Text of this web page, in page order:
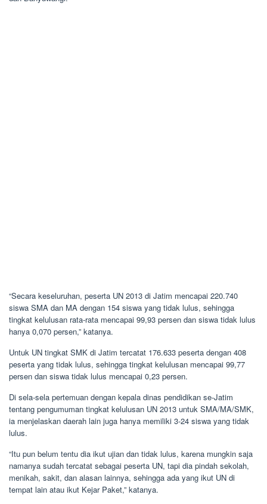
“Secara keseluruhan, peserta UN 2013 di Jatim mencapai 220.740
siswa SMA dan MA dengan 154 siswa yang tidak lulus, sehingga
tingkat kelulusan rata-rata mencapai 99,93 persen dan siswa tidak lulus
hanya 0,070 persen,” katanya.
Untuk UN tingkat SMK di Jatim tercatat 176.633 peserta dengan 408
peserta yang tidak lulus, sehingga tingkat kelulusan mencapai 99,77
persen dan siswa tidak lulus mencapai 0,23 persen.
Di sela-sela pertemuan dengan kepala dinas pendidikan se-Jatim
tentang pengumuman tingkat kelulusan UN 2013 untuk SMA/MA/SMK,
ia menjelaskan daerah lain juga hanya memiliki 3-24 siswa yang tidak
lulus.
“Itu pun belum tentu dia ikut ujian dan tidak lulus, karena mungkin saja
namanya sudah tercatat sebagai peserta UN, tapi dia pindah sekolah,
menikah, sakit, dan alasan lainnya, sehingga ada yang ikut UN di
tempat lain atau ikut Kejar Paket,” katanya.